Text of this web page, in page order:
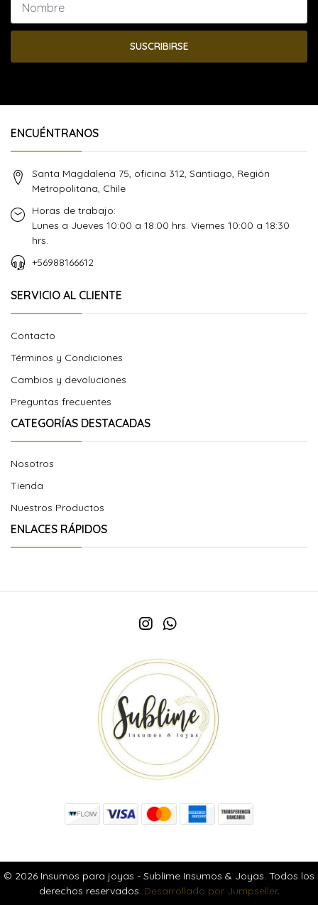
SUSCRIBIRSE
ENCUÉNTRANOS
Santa Magdalena 75, oficina 312, Santiago, Región
Metropolitana, Chile
Horas de trabajo:
Lunes a Jueves 10:00 a 18:00 hrs. Viernes 10:00 a 18:30
hrs.
+56988166612
SERVICIO AL CLIENTE
Contacto
Términos y Condiciones
Cambios y devoluciones
Preguntas frecuentes
CATEGORÍAS DESTACADAS
Nosotros
Tienda
Nuestros Productos
ENLACES RÁPIDOS
© 2026 Insumos para joyas - Sublime Insumos & Joyas. Todos los
derechos reservados. Desarrollado por Jumpseller.